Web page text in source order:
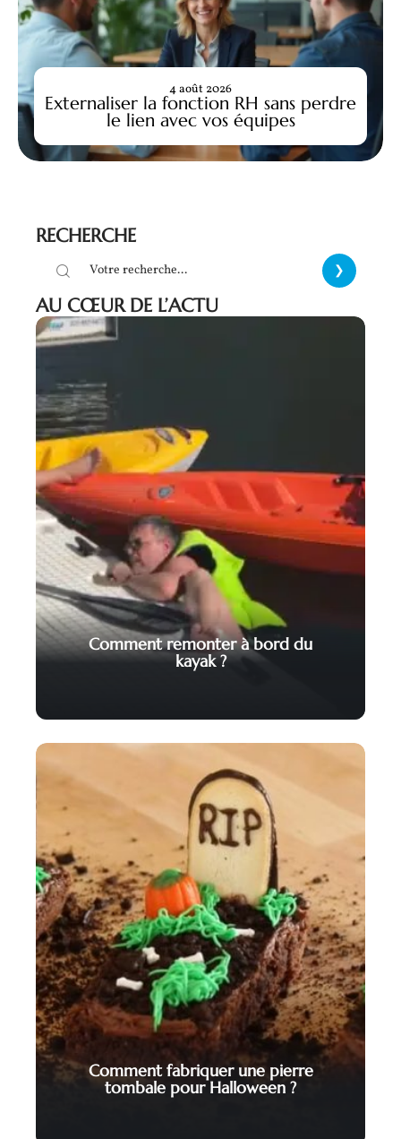
Externaliser la fonction RH sans perdre
le lien avec vos équipes
4 août 2026
RECHERCHE
AU CŒUR DE L’ACTU
Comment remonter à bord du
kayak ?
Comment fabriquer une pierre
tombale pour Halloween ?